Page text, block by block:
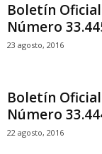
Boletín
Número
23 agosto, 2016
Boletín
Número
22 agosto, 2016